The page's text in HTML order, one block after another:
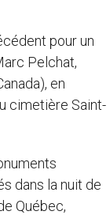
pour un
Pelchat,
en
cimetière Saint-
dans la nuit de
Québec,